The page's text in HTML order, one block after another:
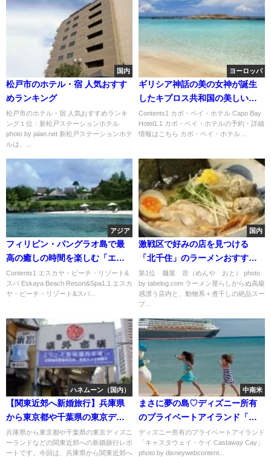
国内
松戸市のホテル・宿 人気おすす
めランキング
松戸市のホテル・宿 人気おすすめランキ
ング１位：新松戸ステーションホテル
photo by jalan.net 新松戸ステーションホテ
ルは、...
ヨーロッパ
ギリシア神話の美の女神が誕生
したキプロス共和国の美しいビ
ーチに建つ「カポ・ベイ・ホテ
ル」
Contents1 カポ・ベイ・ホテル Capo Bay
Hotel1.1 カポ・ベイ・ホテルの予約・詳細
情報はこちら カポ・ベイ・ホテル ...
アジア
フィリピン・パングラオ島で最
高の癒しの時間を楽しむ「エス
カヤ・ビーチ・リゾート&スパ」
Contents1 エスカヤ・ビーチ・リゾート&
スパ Eskaya Beach Resort&Spa1.1 エスカ
ヤ・ビーチ・リゾート&スパ...
国内
激戦区で好みの店を見つける
「北千住」のラーメンおすすめ
ランキング
第1位 麺屋 音（めんや おと） photo
by tabelog.com ラーメン屋らしからぬ高級
感漂う店内と、動物系＋煮干しの絶品スー
プ...
ハネムーン（国内）
【関東近郊へ新婚旅行】兵庫県
から東京都や千葉県の東京ディ
ズニーランドなどの関東近郊へ
の新婚旅行レポート
兵庫県から東京都や千葉県の東京ディズニ
ーランドなどの関東近郊への新婚旅行レポ
ートです。今回は、兵庫県から関東近郊へ
中南米
まさに夢の島♡ディズニー所有
のプライベートアイランド「キ
ャスタウェイ・ケイ」が魅力的
すぎる
ディズニー所有のプライベートアイランド
「キャスタウェイ・ケイ Castaway Cay」
photo by disneywebcontent...